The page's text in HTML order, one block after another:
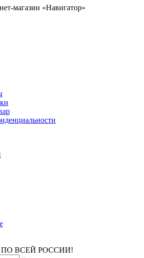
магазин «Навигатор»
ВСЕЙ РОССИИ!